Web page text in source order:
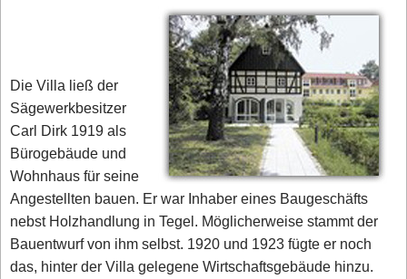
Die Villa ließ der
Sägewerkbesitzer
Carl Dirk 1919 als
Bürogebäude und
Wohnhaus für seine
Angestellten bauen. Er war Inhaber eines Baugeschäfts
nebst Holzhandlung in Tegel. Möglicherweise stammt der
Bauentwurf von ihm selbst. 1920 und 1923 fügte er noch
das, hinter der Villa gelegene Wirtschaftsgebäude hinzu.